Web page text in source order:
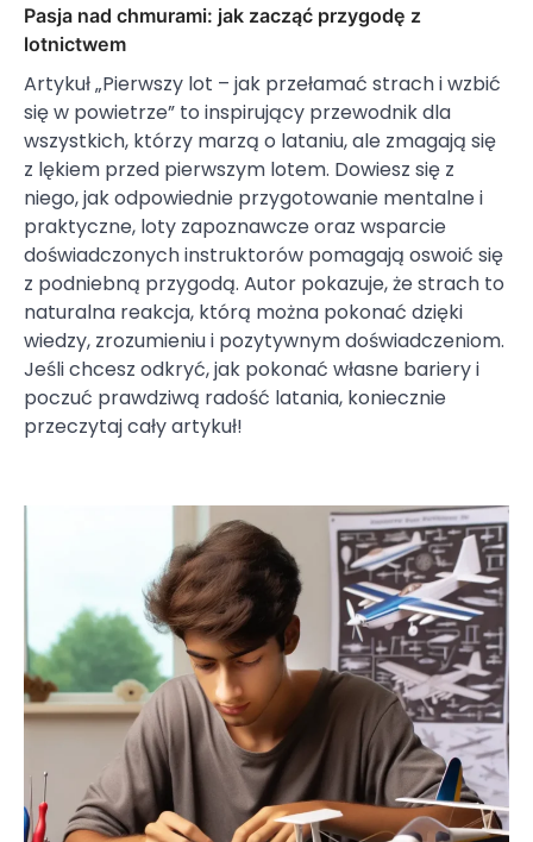
Pasja nad chmurami: jak zacząć przygodę z
lotnictwem
Artykuł „Pierwszy lot – jak przełamać strach i wzbić
się w powietrze” to inspirujący przewodnik dla
wszystkich, którzy marzą o lataniu, ale zmagają się
z lękiem przed pierwszym lotem. Dowiesz się z
niego, jak odpowiednie przygotowanie mentalne i
praktyczne, loty zapoznawcze oraz wsparcie
doświadczonych instruktorów pomagają oswoić się
z podniebną przygodą. Autor pokazuje, że strach to
naturalna reakcja, którą można pokonać dzięki
wiedzy, zrozumieniu i pozytywnym doświadczeniom.
Jeśli chcesz odkryć, jak pokonać własne bariery i
poczuć prawdziwą radość latania, koniecznie
przeczytaj cały artykuł!